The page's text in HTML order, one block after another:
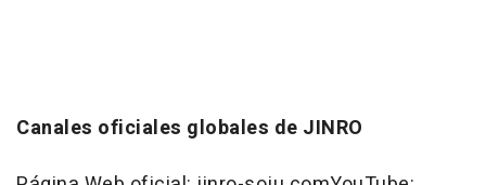
Canales oficiales globales de JINRO